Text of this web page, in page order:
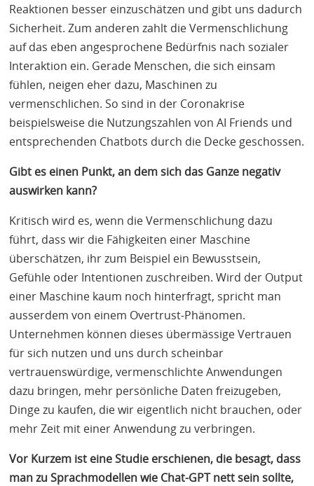
Reaktionen besser einzuschätzen und gibt uns dadurch
Sicherheit. Zum anderen zahlt die Vermenschlichung
auf das eben angesprochene Bedürfnis nach sozialer
Interaktion ein. Gerade Menschen, die sich einsam
fühlen, neigen eher dazu, Maschinen zu
vermenschlichen. So sind in der Coronakrise
beispielsweise die Nutzungszahlen von AI Friends und
entsprechenden Chatbots durch die Decke geschossen.
Gibt es einen Punkt, an dem sich das Ganze negativ
auswirken kann?
Kritisch wird es, wenn die Vermenschlichung dazu
führt, dass wir die Fähigkeiten einer Maschine
überschätzen, ihr zum Beispiel ein Bewusstsein,
Gefühle oder Intentionen zuschreiben. Wird der Output
einer Maschine kaum noch hinterfragt, spricht man
ausserdem von einem Overtrust-Phänomen.
Unternehmen können dieses übermässige Vertrauen
für sich nutzen und uns durch scheinbar
vertrauenswürdige, vermenschlichte Anwendungen
dazu bringen, mehr persönliche Daten freizugeben,
Dinge zu kaufen, die wir eigentlich nicht brauchen, oder
mehr Zeit mit einer Anwendung zu verbringen.
Vor Kurzem ist eine Studie erschienen, die besagt, dass
man zu Sprachmodellen wie Chat-GPTnett sein sollte,